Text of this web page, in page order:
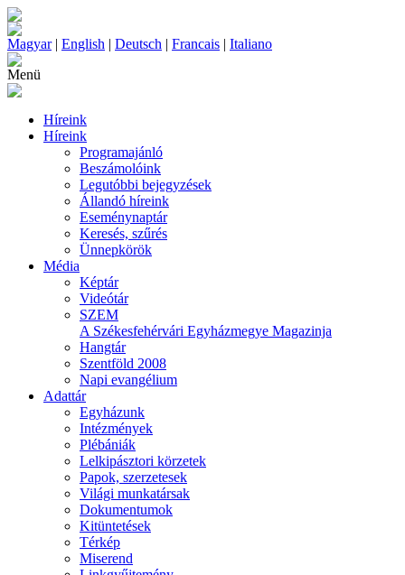
Magyar| English | Deutsch | Francais | Italiano
Menü
Híreink
Híreink
Programajánló
Beszámolóink
Legutóbbi bejegyzések
Állandó híreink
Eseménynaptár
Keresés, szűrés
Ünnepkörök
Média
Képtár
Videótár
SZEM
A Székesfehérvári Egyházmegye Magazinja
Hangtár
Szentföld 2008
Napi evangélium
Adattár
Egyházunk
Intézmények
Plébániák
Lelkipásztori körzetek
Papok, szerzetesek
Világi munkatársak
Dokumentumok
Kitüntetések
Térkép
Miserend